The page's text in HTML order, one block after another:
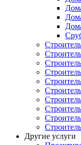
Другие услуги